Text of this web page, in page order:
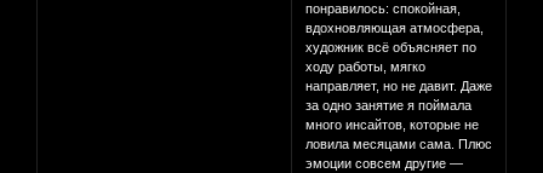
понравилось: спокойная,
вдохновляющая атмосфера,
художник всё объясняет по
ходу работы, мягко
направляет, но не давит. Даже
за одно занятие я поймала
много инсайтов, которые не
ловила месяцами сама. Плюс
эмоции совсем другие —